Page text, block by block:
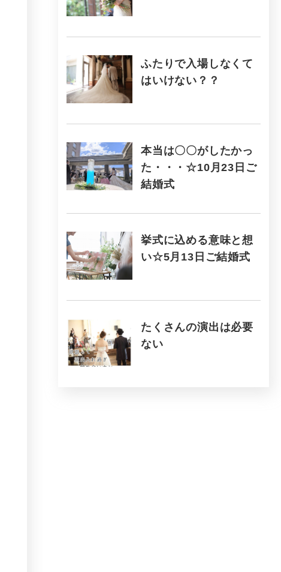
ふたりで入場しなくて
はいけない？？
本当は〇〇がしたかっ
た・・・☆10月23日ご
結婚式
挙式に込める意味と想
い☆5月13日ご結婚式
たくさんの演出は必要
ない